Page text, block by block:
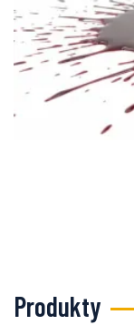
Produkty